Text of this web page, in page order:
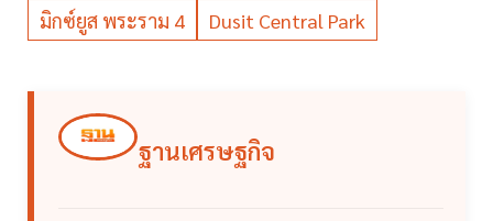
มิกซ์ยูส พระราม 4
Dusit Central Park
ฐานเศรษฐกิจ